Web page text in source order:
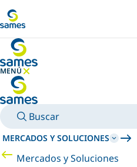
MENÚ
OCULTAR MENÚ
Buscar
MERCADOS Y SOLUCIONES
Mercados y Soluciones